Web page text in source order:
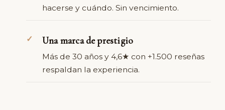
hacerse y cuándo. Sin vencimiento.
Una marca de prestigio
Más de 30 años y 4,6★ con +1.500 reseñas
respaldan la experiencia.